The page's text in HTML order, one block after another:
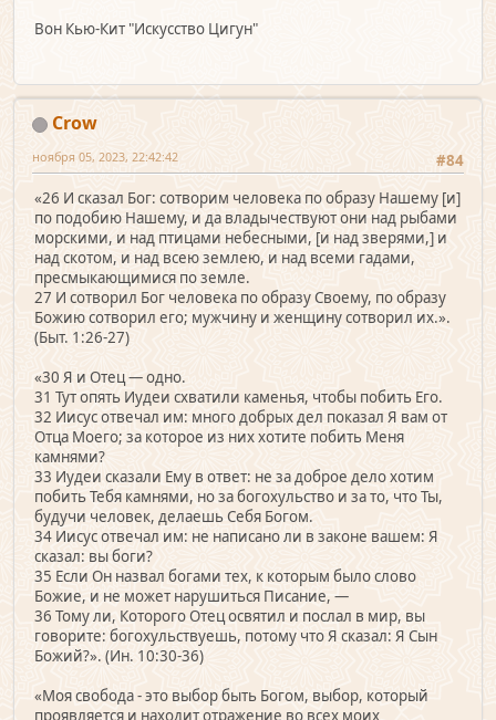
Вон Кью-Кит "Искусство Цигун"
Crow
#84
ноября 05, 2023, 22:42:42
«26 И сказал Бог: сотворим человека по образу Нашему [и]
по подобию Нашему, и да владычествуют они над рыбами
морскими, и над птицами небесными, [и над зверями,] и
над скотом, и над всею землею, и над всеми гадами,
пресмыкающимися по земле.
27 И сотворил Бог человека по образу Своему, по образу
Божию сотворил его; мужчину и женщину сотворил их.».
(Быт. 1:26-27)
«30 Я и Отец — одно.
31 Тут опять Иудеи схватили каменья, чтобы побить Его.
32 Иисус отвечал им: много добрых дел показал Я вам от
Отца Моего; за которое из них хотите побить Меня
камнями?
33 Иудеи сказали Ему в ответ: не за доброе дело хотим
побить Тебя камнями, но за богохульство и за то, что Ты,
будучи человек, делаешь Себя Богом.
34 Иисус отвечал им: не написано ли в законе вашем: Я
сказал: вы боги?
35 Если Он назвал богами тех, к которым было слово
Божие, и не может нарушиться Писание, —
36 Тому ли, Которого Отец освятил и послал в мир, вы
говорите: богохульствуешь, потому что Я сказал: Я Сын
Божий?». (Ин. 10:30-36)
«Моя свобода - это выбор быть Богом, выбор, который
проявляется и находит отражение во всех моих